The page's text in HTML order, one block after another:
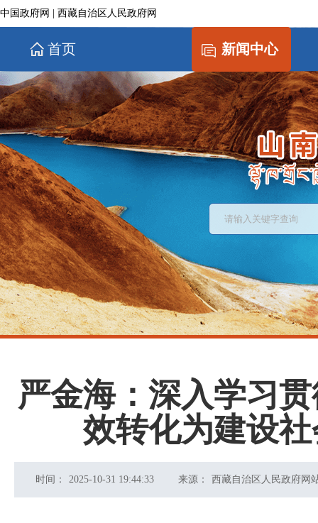
中国政府网 西藏自治区人民政府网
首页 新闻中心
严金海：深入学习
效转化为建设
时间： 2025-10-31 19:44:33 来源： 西藏自治区人民政府网